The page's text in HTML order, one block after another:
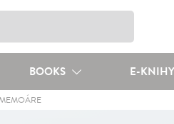
BOOKS E-KNIHY